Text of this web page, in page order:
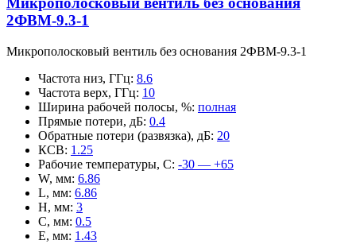
2ФВМ-9.3-1
Микрополосковый вентиль без основания 2ФВМ-9.3-1
Частота низ, ГГц: 8.6
Частота верх, ГГц: 10
Ширина рабочей полосы, %: полная
Прямые потери, дБ: 0.4
Обратные потери (развязка), дБ: 20
КСВ: 1.25
Рабочие температуры, С: -30 — +65
W, мм: 6.86
L, мм: 6.86
H, мм: 3
C, мм: 0.5
E, мм: 1.43